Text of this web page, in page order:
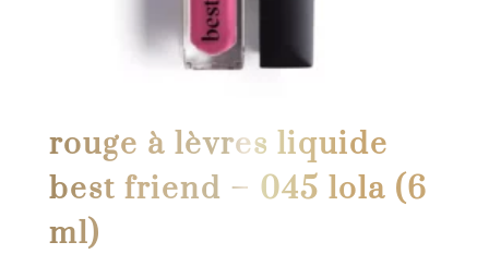
rouge à lèvres liquide
best friend – 045 lola (6
ml)